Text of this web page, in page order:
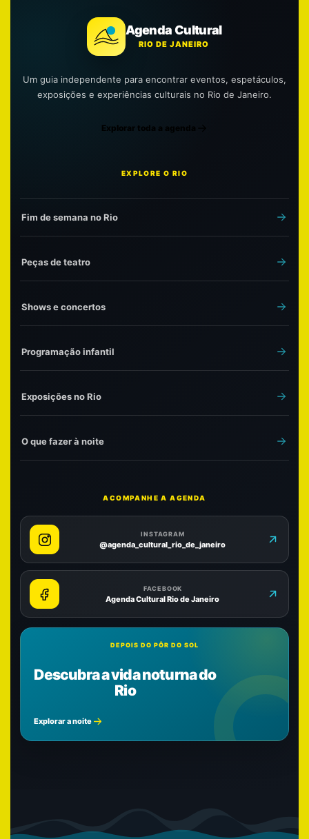
Agenda Cultural
RIO DE JANEIRO
Um guia independente para encontrar eventos, espetáculos,
exposições e experiências culturais no Rio de Janeiro.
Explorar toda a agenda
EXPLORE O RIO
Fim de semana no Rio
Peças de teatro
Shows e concertos
Programação infantil
Exposições no Rio
O que fazer à noite
ACOMPANHE A AGENDA
INSTAGRAM
@agenda_cultural_rio_de_janeiro
FACEBOOK
Agenda Cultural Rio de Janeiro
DEPOIS DO PÔR DO SOL
Descubra a vida noturna do
Rio
Explorar a noite